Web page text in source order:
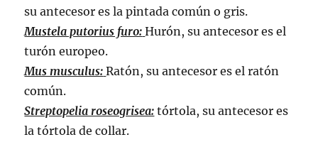
su antecesor es la pintada común o gris.
Mustela putorius furo: Hurón, su antecesor es el
turón europeo.
Mus musculus: Ratón, su antecesor es el ratón
común.
Streptopelia roseogrisea: tórtola, su antecesor es
la tórtola de collar.